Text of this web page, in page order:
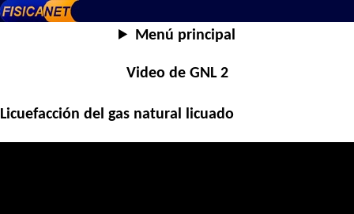
Menú principal
Video de GNL 2
Licuefacción del gas natural licuado